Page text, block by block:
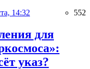
14:32 552
для
указ?